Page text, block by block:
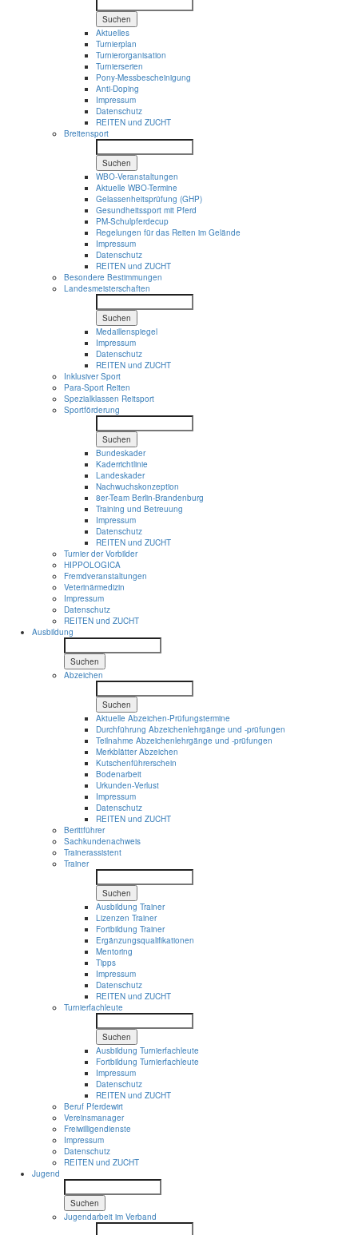
Suchen
Aktuelles
Turnierplan
Turnierorganisation
Turnierserien
Pony-Messbescheinigung
Anti-Doping
Impressum
Datenschutz
REITEN und ZUCHT
Breitensport
Suchen
WBO-Veranstaltungen
Aktuelle WBO-Termine
Gelassenheitsprüfung (GHP)
Gesundheitssport mit Pferd
PM-Schulpferdecup
Regelungen für das Reiten im Gelände
Impressum
Datenschutz
REITEN und ZUCHT
Besondere Bestimmungen
Landesmeisterschaften
Suchen
Medaillenspiegel
Impressum
Datenschutz
REITEN und ZUCHT
Inklusiver Sport
Para-Sport Reiten
Spezialklassen Reitsport
Sportförderung
Suchen
Bundeskader
Kaderrichtlinie
Landeskader
Nachwuchskonzeption
8er-Team Berlin-Brandenburg
Training und Betreuung
Impressum
Datenschutz
REITEN und ZUCHT
Turnier der Vorbilder
HIPPOLOGICA
Fremdveranstaltungen
Veterinärmedizin
Impressum
Datenschutz
REITEN und ZUCHT
Ausbildung
Suchen
Abzeichen
Suchen
Aktuelle Abzeichen-Prüfungstermine
Durchführung Abzeichenlehrgänge und -prüfungen
Teilnahme Abzeichenlehrgänge und -prüfungen
Merkblätter Abzeichen
Kutschenführerschein
Bodenarbeit
Urkunden-Verlust
Impressum
Datenschutz
REITEN und ZUCHT
Berittführer
Sachkundenachweis
Trainerassistent
Trainer
Suchen
Ausbildung Trainer
Lizenzen Trainer
Fortbildung Trainer
Ergänzungsqualifikationen
Mentoring
Tipps
Impressum
Datenschutz
REITEN und ZUCHT
Turnierfachleute
Suchen
Ausbildung Turnierfachleute
Fortbildung Turnierfachleute
Impressum
Datenschutz
REITEN und ZUCHT
Beruf Pferdewirt
Vereinsmanager
Freiwilligendienste
Impressum
Datenschutz
REITEN und ZUCHT
Jugend
Suchen
Jugendarbeit im Verband